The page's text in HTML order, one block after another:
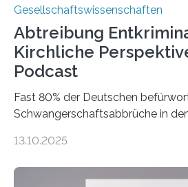
Gesellschaftswissenschaften
Abtreibung
Kirchliche
Podcast
Fast 80% der Deutschen
Schwangerschaftsabbrüche in
doch bleibt das Thema hoch
einer gesellschaftlichen Spaltung
13.10.2025